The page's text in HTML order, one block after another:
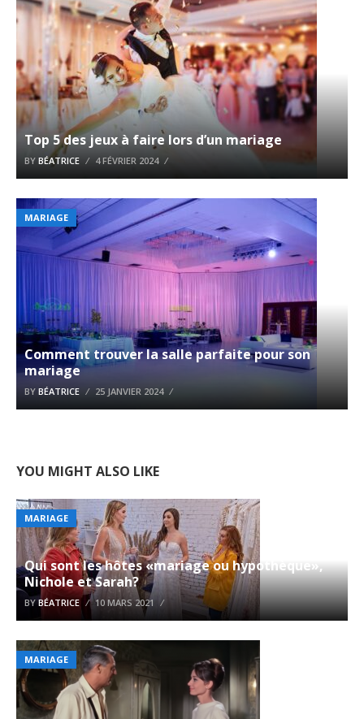
Top 5 des jeux à faire lors d’un mariage
BY BÉATRICE 4 FÉVRIER 2024
MARIAGE
Comment trouver la salle parfaite pour son
mariage
BY BÉATRICE 25 JANVIER 2024
YOU MIGHT ALSO LIKE
MARIAGE
Qui sont les hôtes «mariage ou hypothèque»,
Nichole et Sarah?
BYBÉATRICE 10 MARS 2021
MARIAGE